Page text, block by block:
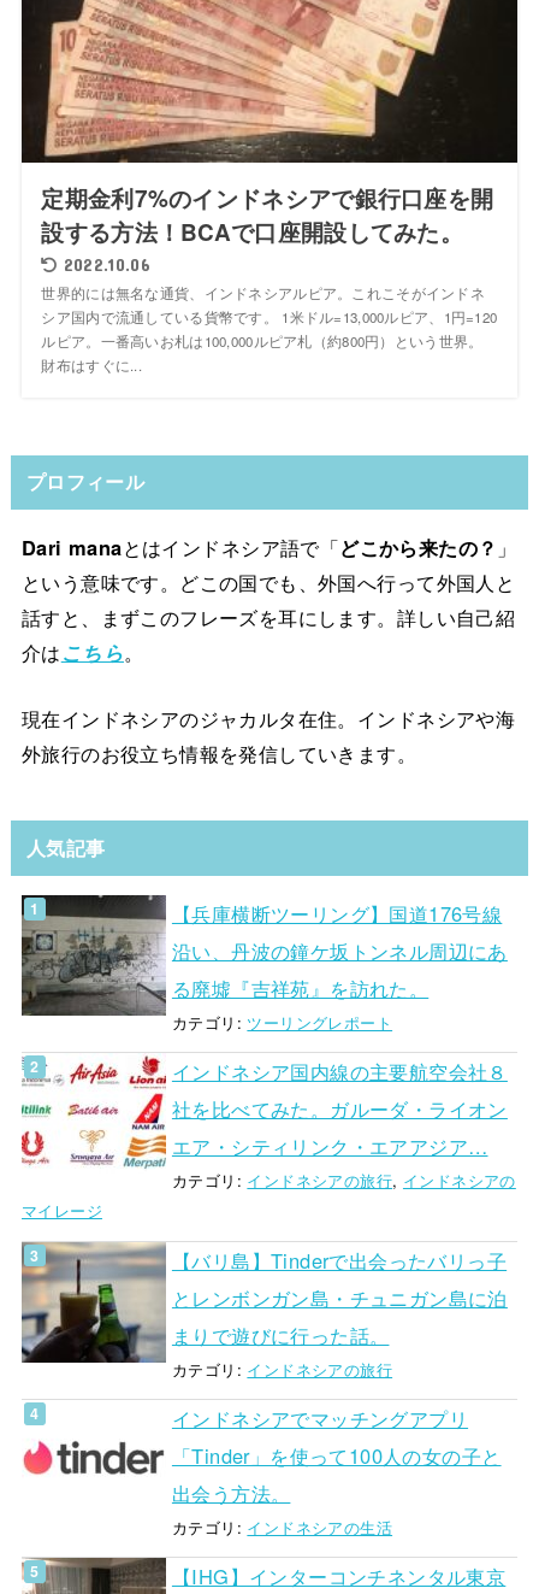
定期金利7%のインドネシアで銀行口座を開
設する方法！BCAで口座開設してみた。
2022.10.06
世界的には無名な通貨、インドネシアルピア。これこそがインドネ
シア国内で流通している貨幣です。 1米ドル=13,000ルピア、1円=120
ルピア。一番高いお札は100,000ルピア札（約800円）という世界。
財布はすぐに...
プロフィール
Dari manaとはインドネシア語で「どこから来たの？ 」
という意味です。どこの国でも、外国へ行って外国人と
話すと、まずこのフレーズを耳にします。詳しい自己紹
介はこちら。
現在インドネシアのジャカルタ在住。インドネシアや海
外旅行のお役立ち情報を発信していきます。
人気記事
【兵庫横断ツーリング】国道176号線
沿い、丹波の鐘ケ坂トンネル周辺にあ
る廃墟『吉祥苑』を訪れた。
カテゴリ: ツーリングレポート
インドネシア国内線の主要航空会社８
社を比べてみた。ガルーダ・ライオン
エア・シティリンク・エアアジア…
カテゴリ: インドネシアの旅行, インドネシアの
マイレージ
【バリ島】Tinderで出会ったバリっ子
とレンボンガン島・チュニガン島に泊
まりで遊びに行った話。
カテゴリ: インドネシアの旅行
インドネシアでマッチングアプリ
「Tinder」を使って100人の女の子と
出会う方法。
カテゴリ: インドネシアの生活
【IHG】インターコンチネンタル東京